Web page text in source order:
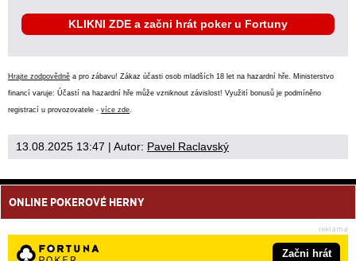
KLIKNI ZDE a začni hrát poker u Fortuny
Hrajte zodpovědně a pro zábavu! Zákaz účasti osob mladších 18 let na hazardní hře. Ministerstvo
financí varuje: Účastí na hazardní hře může vzniknout závislost! Využití bonusů je podmíněno
registrací u provozovatele - více zde.
13.08.2025 13:47 | Autor: Pavel Raclavský
ONLINE POKEROVÉ HERNY
Začni hrát